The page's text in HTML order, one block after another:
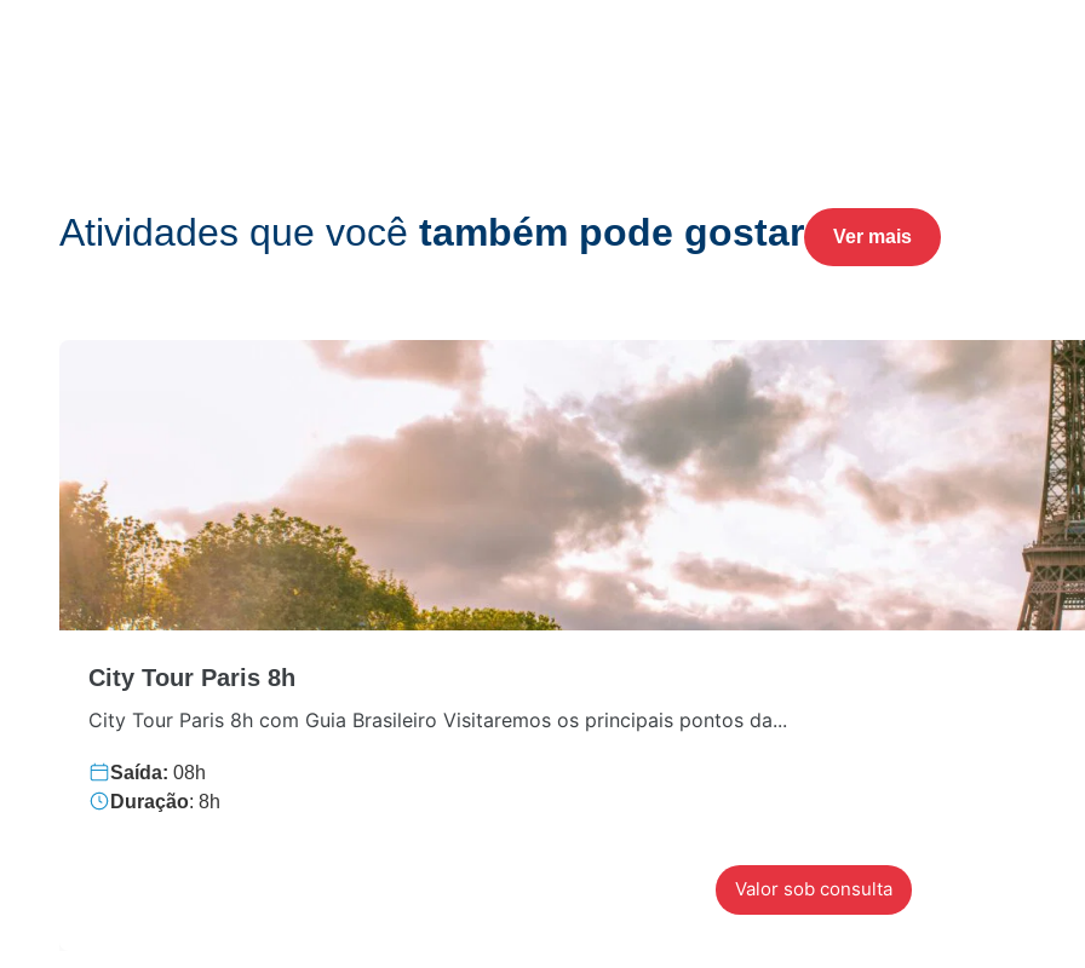
Atividades que você também pode gostar Ver mais
City Tour Paris 8h
City Tour Paris 8h com Guia Brasileiro Visitaremos os principais pontos da...
Saída: 08h
Duração: 8h
Valor sob consulta